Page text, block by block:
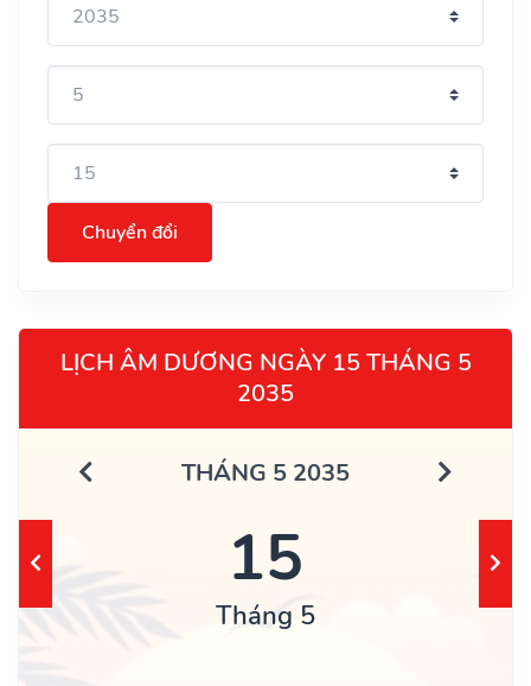
Chuyển đổi
LỊCH ÂM DƯƠNG NGÀY 15 THÁNG 5
2035
THÁNG 5 2035
15
Tháng 5